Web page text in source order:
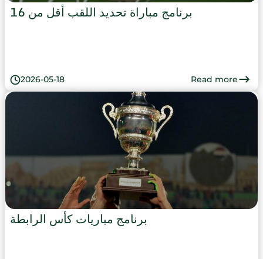
برنامج مباراة تحديد اللقب أقل من 16
2026-05-18 Read more
برنامج مباريات كأس الرابطة